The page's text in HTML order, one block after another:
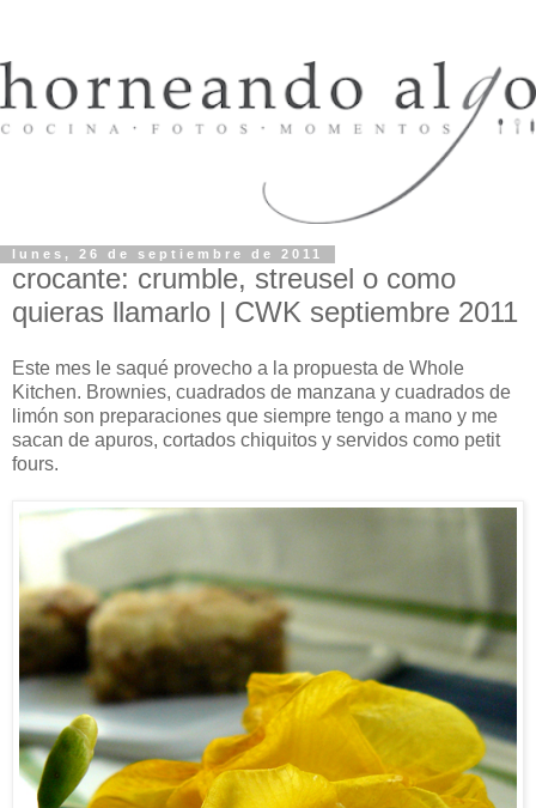
lunes, 26 de septiembre de 2011
crocante: crumble, streusel o como
quieras llamarlo | CWK septiembre 2011
Este mes le saqué provecho a la propuesta de Whole
Kitchen. Brownies, cuadrados de manzana y cuadrados de
limón son preparaciones que siempre tengo a mano y me
sacan de apuros, cortados chiquitos y servidos como petit
fours.